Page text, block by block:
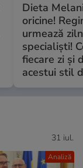
Dieta
oricine!
urmează
specialiști!
fiecare zi și
acestui stil
Analiză
31 iul.